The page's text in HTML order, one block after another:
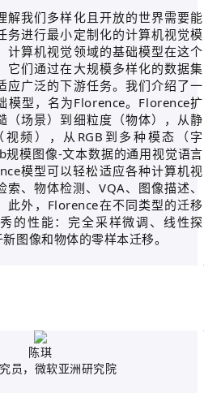
解我们多样化且开放的世界需要能
务进行最小定制化的计算机视觉模
计算机视觉领域的基础模型在这个
它们通过在大规模多样化的数据集
应广泛的下游任务。我们介绍了一
模型，名为Florence。Florence扩
（场景）到细粒度（物体），从静
频），从RGB到多种模态（字
规模图像-文本数据的通用视觉语言
模型可以轻松适应各种计算机视
、物体检测、VQA、图像描述、
此外，Florence在不同类型的迁移
的性能：完全采样微调、线性探
图像和物体的零样本迁移。
陈琪
员，微软亚洲研究院